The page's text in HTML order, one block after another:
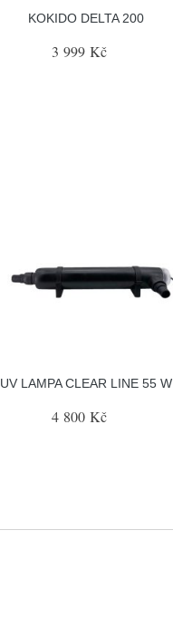
KOKIDO DELTA 200
3 999 Kč
UV LAMPA CLEAR LINE 55 W
4 800 Kč